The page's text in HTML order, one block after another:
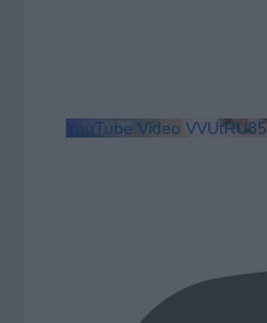
YouTube Video